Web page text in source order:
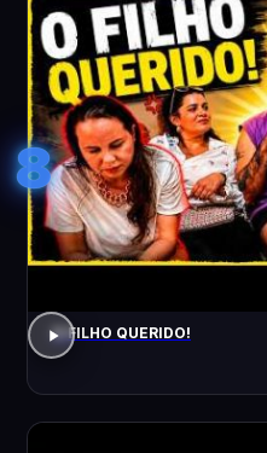
8
O FILHO QUERIDO!